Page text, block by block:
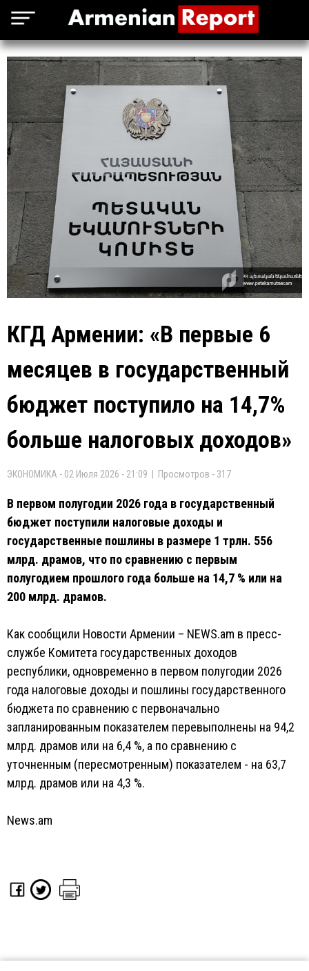
КГД Армении: «В первые 6
месяцев в государственный
бюджет поступило на 14,7%
больше налоговых доходов»
ЭКОНОМИКА - 02 Июля 2026 - 21:09 | Просмотров - 317
В первом полугодии 2026 года в государственный
бюджет поступили налоговые доходы и
государственные пошлины в размере 1 трлн. 556
млрд. драмов, что по сравнению с первым
полугодием прошлого года больше на 14,7 % или на
200 млрд. драмов.
Как сообщили Новости Армении – NEWS.am в пресс-
службе Комитета государственных доходов
республики, одновременно в первом полугодии 2026
года налоговые доходы и пошлины государственного
бюджета по сравнению с первоначально
запланированным показателем перевыполнены на 94,2
млрд. драмов или на 6,4 %, а по сравнению с
уточненным (пересмотренным) показателем - на 63,7
млрд. драмов или на 4,3 %.
News.am